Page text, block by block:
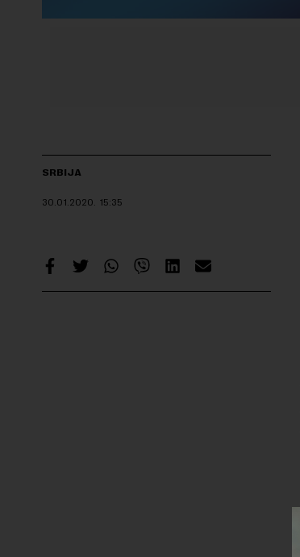
SRBIJA
30.01.2020. 15:35